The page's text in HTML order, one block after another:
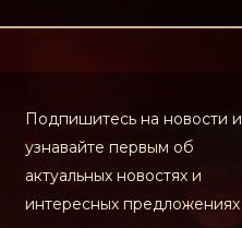
Подпишитесь на новости и
узнавайте первым об
актуальных новостях и
интересных предложениях